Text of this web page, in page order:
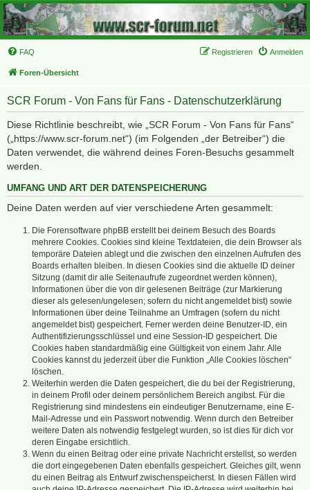
FAQ Anmelden
Registrieren
Foren-Übersicht
SCR Forum - Von Fans für Fans - Datenschutzerklärung
Diese Richtlinie beschreibt, wie „SCR Forum - Von Fans für Fans“
(„https://www.scr-forum.net“) (im Folgenden „der Betreiber“) die
Daten verwendet, die während deines Foren-Besuchs gesammelt
werden.
UMFANG UND ART DER DATENSPEICHERUNG
Deine Daten werden auf vier verschiedene Arten gesammelt:
Die Forensoftware phpBB erstellt bei deinem Besuch des Boards
mehrere Cookies. Cookies sind kleine Textdateien, die dein Browser als
temporäre Dateien ablegt und die zwischen den einzelnen Aufrufen des
Boards erhalten bleiben. In diesen Cookies sind die aktuelle ID deiner
Sitzung (damit dir alle Seitenaufrufe zugeordnet werden können),
Informationen über die von dir gelesenen Beiträge (zur Markierung
dieser als gelesen/ungelesen; sofern du nicht angemeldet bist) sowie
Informationen über deine Teilnahme an Umfragen (sofern du nicht
angemeldet bist) gespeichert. Ferner werden deine Benutzer-ID, ein
Authentifizierungsschlüssel und eine Session-ID gespeichert. Die
Cookies haben standardmäßig eine Gültigkeit von einem Jahr. Alle
Cookies kannst du jederzeit über die Funktion „Alle Cookies löschen“
löschen.
Weiterhin werden die Daten gespeichert, die du bei der Registrierung,
in deinem Profil oder deinem persönlichem Bereich angibst. Für die
Registrierung sind mindestens ein eindeutiger Benutzername, eine E-
Mail-Adresse und ein Passwort notwendig. Wenn durch den Betreiber
weitere Daten als notwendig festgelegt wurden, so ist dies für dich vor
deren Eingabe ersichtlich.
Wenn du einen Beitrag oder eine private Nachricht erstellst, so werden
die dort eingegebenen Daten ebenfalls gespeichert. Gleiches gilt, wenn
du einen Beitrag als Entwurf zwischenspeicherst. In diesen Fällen wird